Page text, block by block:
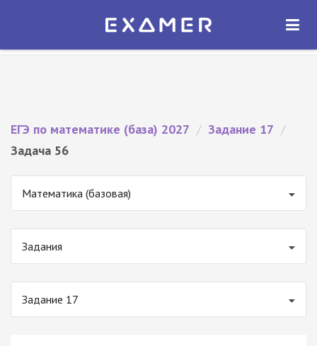
Экзамер — ЕГЭ 2027
ОТКРЫТЬ
ЕГЭ по математике (база) 2027 / Задание 17 /
Задача 56
Математика (базовая)
Задания
Задание 17